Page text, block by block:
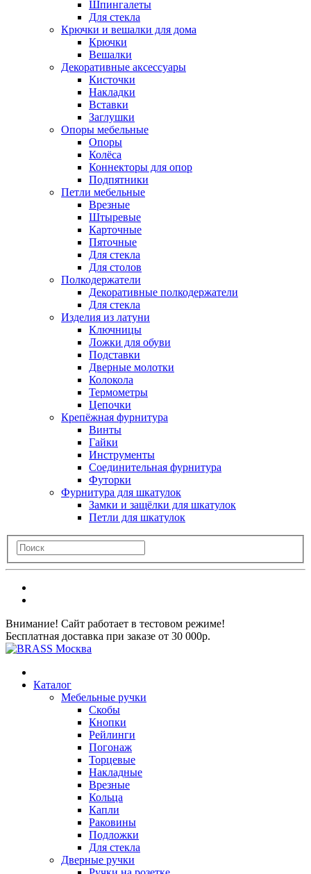
Шпингалеты
Для стекла
Крючки и вешалки для дома
Крючки
Вешалки
Декоративные аксессуары
Кисточки
Накладки
Вставки
Заглушки
Опоры мебельные
Опоры
Колёса
Коннекторы для опор
Подпятники
Петли мебельные
Врезные
Штыревые
Карточные
Пяточные
Для стекла
Для столов
Полкодержатели
Декоративные полкодержатели
Для стекла
Изделия из латуни
Ключницы
Ложки для обуви
Подставки
Дверные молотки
Колокола
Термометры
Цепочки
Крепёжная фурнитура
Винты
Гайки
Инструменты
Соединительная фурнитура
Футорки
Фурнитура для шкатулок
Замки и защёлки для шкатулок
Петли для шкатулок
Внимание! Сайт работает в тестовом режиме!
Бесплатная доставка при заказе от 30 000р.
Каталог
Мебельные ручки
Скобы
Кнопки
Рейлинги
Погонаж
Торцевые
Накладные
Врезные
Кольца
Капли
Раковины
Подложки
Для стекла
Дверные ручки